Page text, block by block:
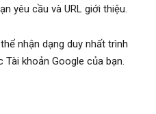
yêu cầu và URL giới thiệu.
nhận dạng duy nhất trình
Tài khoản Google của bạn.